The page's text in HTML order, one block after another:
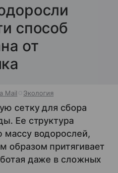
способ
от
Mail Экология
сетку для сбора
Ее структура
массу водорослей,
образом притягивает
даже в сложных